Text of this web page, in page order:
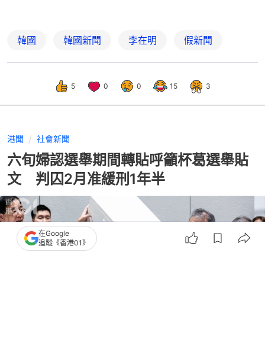
韓國 韓國新聞 李在明 假新聞
5 0 0 15 3
港聞 社會新聞
六旬婦認選舉期間轉貼呼籲杯葛選舉貼
文 判囚2月准緩刑1年半
在Google
追蹤《香港01》